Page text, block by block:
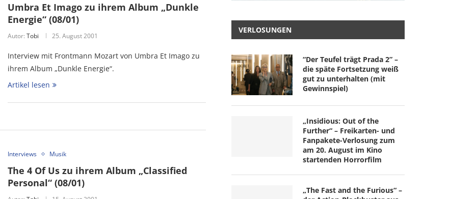
Umbra Et Imago zu ihrem Album „Dunkle
Energie“ (08/01)
Autor: Tobi 25. August 2001
Interview mit Frontmann Mozart von Umbra Et Imago zu
ihrem Album „Dunkle Energie“.
Artikel lesen
Interviews Musik
The 4 Of Us zu ihrem Album „Classified
Personal“ (08/01)
VERLOSUNGEN
“Der Teufel trägt Prada 2” –
die späte Fortsetzung weiß
gut zu unterhalten (mit
Gewinnspiel)
„Insidious: Out of the
Further“ – Freikarten- und
Fanpakete-Verlosung zum
am 20. August im Kino
startenden Horrorfilm
„The Fast and the Furious“ –